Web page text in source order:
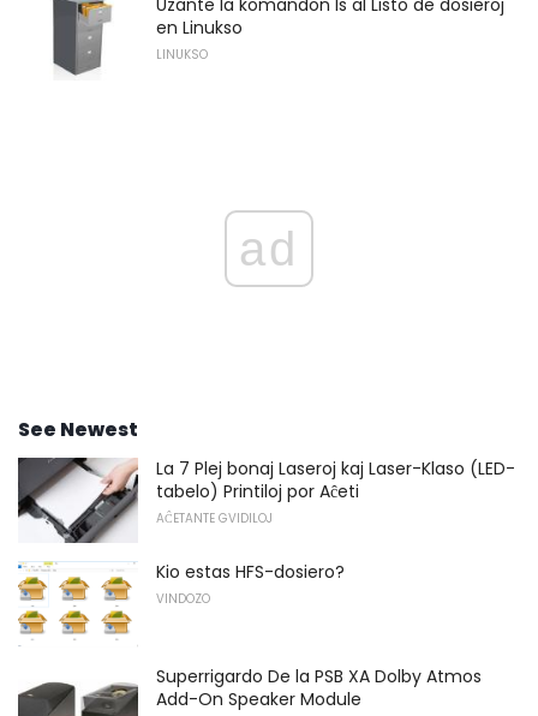
en Linukso
LINUKSO
ad
See Newest
La 7 Plej bonaj Laseroj kaj Laser-Klaso (LED-
tabelo) Printiloj por Aĉeti
AĈETANTE GVIDILOJ
Kio estas HFS-dosiero?
VINDOZO
Superrigardo De la PSB XA Dolby Atmos
Add-On Speaker Module